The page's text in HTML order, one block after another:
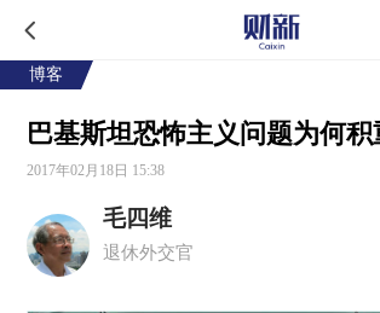
博客
巴基斯坦恐怖主义问题为何积
2017年02月18日 15:38
毛四维
退休外交官